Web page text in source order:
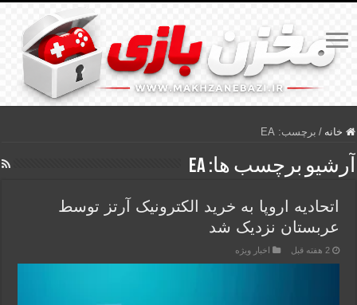
خانه / برچسب:EA
آرشیو برچسب ها:EA
اتحادیه اروپا به خرید الکترونیک آرتز توسط
عربستان نزدیک شد
2 هفته قبل اخبار ویژه